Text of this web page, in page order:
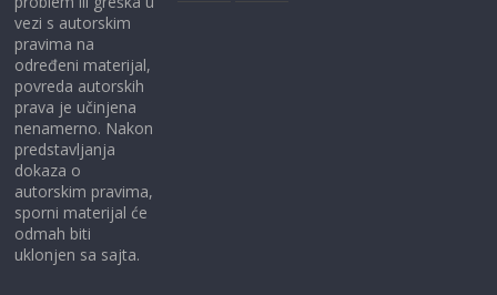
vezi s autorskim
pravima na
određeni materijal,
povreda autorskih
prava je učinjena
nenamerno. Nakon
predstavljanja
dokaza o
autorskim pravima,
sporni materijal će
odmah biti
uklonjen sa sajta.